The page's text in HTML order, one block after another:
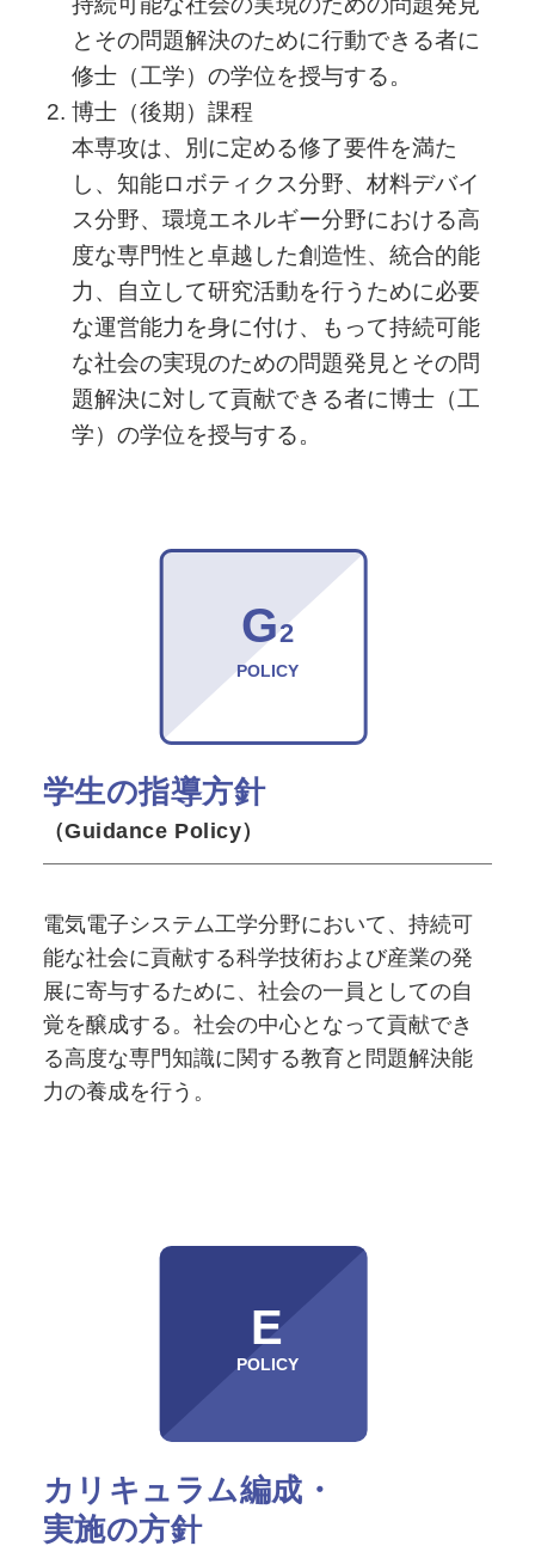
とその問題解決のために行動できる者に
修士（工学）の学位を授与する。
博士（後期）課程
本専攻は、別に定める修了要件を満た
し、知能ロボティクス分野、材料デバイ
ス分野、環境エネルギー分野における高
度な専門性と卓越した創造性、統合的能
力、自立して研究活動を行うために必要
な運営能力を身に付け、もって持続可能
な社会の実現のための問題発見とその問
題解決に対して貢献できる者に博士（工
学）の学位を授与する。
G2
POLICY
学生の指導方針
（Guidance Policy）
電気電子システム工学分野において、持続可
能な社会に貢献する科学技術および産業の発
展に寄与するために、社会の一員としての自
覚を醸成する。社会の中心となって貢献でき
る高度な専門知識に関する教育と問題解決能
力の養成を行う。
E
POLICY
カリキュラム編成・
実施の方針